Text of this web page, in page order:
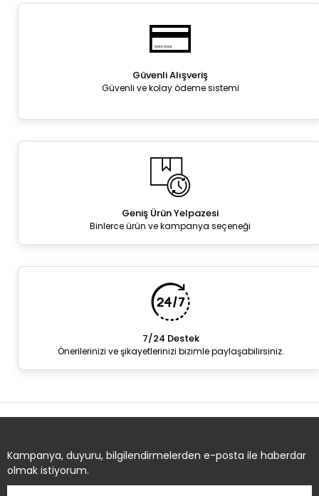
Güvenli Alışveriş
Güvenli ve kolay ödeme sistemi
Geniş Ürün Yelpazesi
Binlerce ürün ve kampanya seçeneği
7/24 Destek
Önerilerinizi ve şikayetlerinizi bizimle paylaşabilirsiniz.
Kampanya, duyuru, bilgilendirmelerden e-posta ile haberdar
olmak istiyorum.